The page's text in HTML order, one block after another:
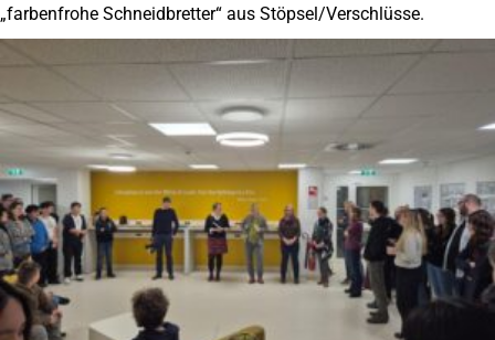
„farbenfrohe Schneidbretter“ aus Stöpsel/Verschlüsse.